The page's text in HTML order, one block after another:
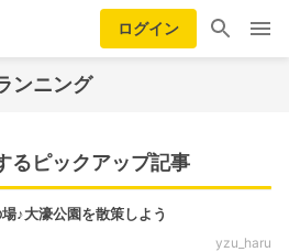
ログイン
ンニング
るピックアップ記事
場♪大濠公園を散策しよう
yzu_haru